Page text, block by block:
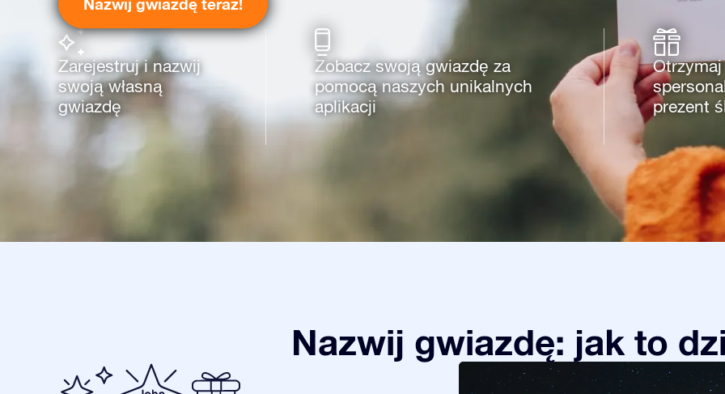
Zarejestruj i nazwij
swoją własną
gwiazdę
Zobacz swoją gwiazdę za
pomocą naszych unikalnych
aplikacji
Otrzymaj
prezent
Nazwij gwiazdę: jak to